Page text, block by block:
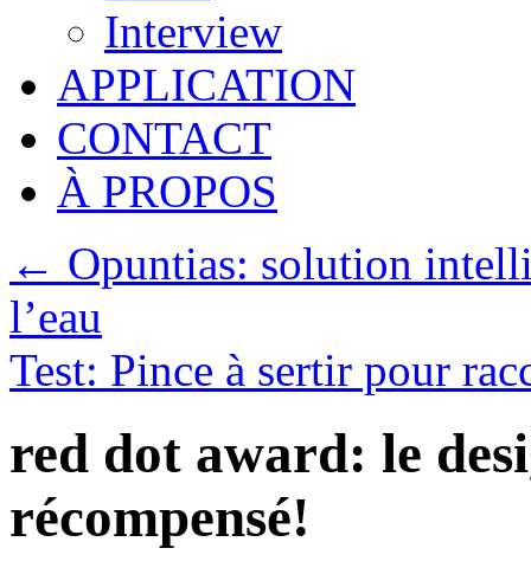
Interview
APPLICATION
CONTACT
À PROPOS
← Opuntias: solution
l’eau
Test: Pince à sertir pour
red dot award: le
récompensé!